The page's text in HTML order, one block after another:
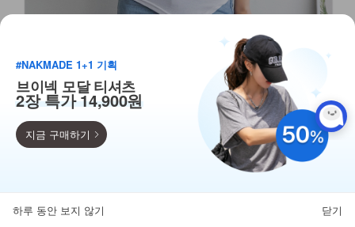
득템찬스
#NAKMADE 1+1 기획
브이넥 모달 티셔츠
2장 특가 14,900원
지금 구매하기
하루 동안 보지 않기 닫기
뒤로가기 카테고리 마이페이지